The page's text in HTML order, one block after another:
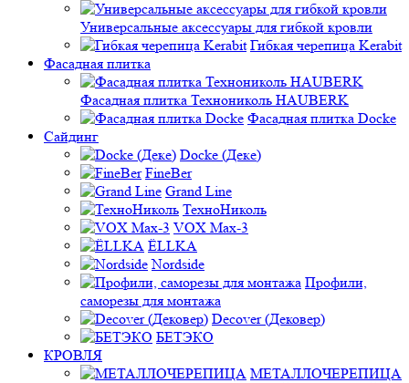
Универсальные аксессуары для гибкой кровли
Гибкая черепица Kerabit
Фасадная плитка
Фасадная плитка Технониколь HAUBERK
Фасадная плитка Docke
Сайдинг
Docke (Деке)
FineBer
Grand Line
ТехноНиколь
VOX Max-3
ЁLLKA
Nordside
Профили,
саморезы для монтажа
Decover (Дековер)
БЕТЭКО
КРОВЛЯ
МЕТАЛЛОЧЕРЕПИЦА